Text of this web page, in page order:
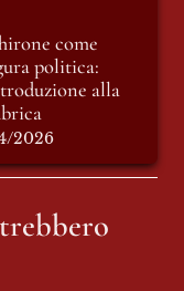
come
politica:
alla
2026